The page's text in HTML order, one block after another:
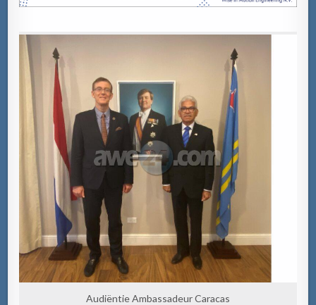
Audiëntie Ambassadeur Caracas